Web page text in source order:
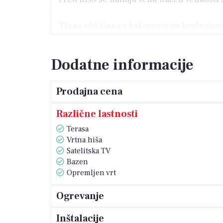
Tla so obložena s kakovostnim
V sklopu ograjenega zemljišča z
Zaradi svoje lege, opreme in bližine
Dodatne informacije
Prodajna cena
Različne lastnosti
Terasa
Vrtna hiša
Satelitska TV
Bazen
Opremljen vrt
Ogrevanje
Inštalacije